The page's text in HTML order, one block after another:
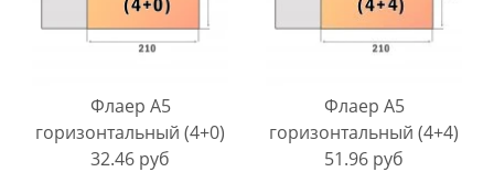
Флаер A5
горизонтальный (4+0)
32.46 руб
Флаер A5
горизонтальный (4+4)
51.96 руб